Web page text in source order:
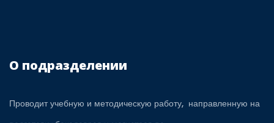
О подразделении
Проводит учебную и методическую работу, направленную на